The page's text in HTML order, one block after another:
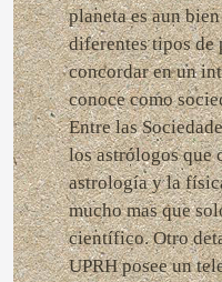
planeta es aun
diferentes tipos de
concordar en un
conoce como
Entre las
los astrólogos que
astrología y la
mucho mas que
científico. Otro
UPRH posee un